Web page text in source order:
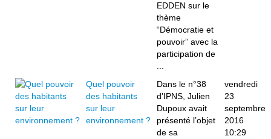
EDDEN sur le
thème
“Démocratie et
pouvoir” avec la
participation de
Quel pouvoir
des habitants
sur leur
environnement ?
Dans le n°38
d’IPNS, Julien
Dupoux avait
présenté l’objet
de sa
vendredi
23
septembre
2016
10:29